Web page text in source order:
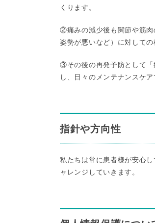
くります。
②痛みの減少後も関節や筋肉
姿勢が悪いなど）に対しての
③その後の再発予防として「
し、日々のメンテナンスケ
指針や方向性
私たちは常に患者様が安心
ャレンジしていきます。